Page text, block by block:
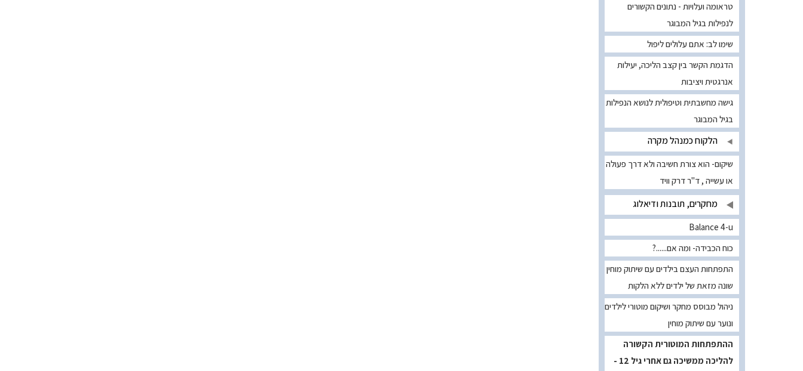
טראומה ועלויות - נתונים הקשורים
לנפילות בגיל המבוגר
שימו לב: אתם עלולים ליפול
הדגמת הקשר בין קצב הליכה, יעילות
אנרגטית ויציבות
גישה מחשבתית וטיפולית לנושא הנפילות
בגיל המבוגר
הלקוח כמנהל מקרה
שיקום- הוא צורת חשיבה ולא דרך פעולה
או עשייה , ד"ר דרק וויד
מחקרים, תובנות ודיאלוג
Balance 4-u
כוח הכבידה- ומה אם......?
התפתחות העצם בילדים עם שיתוק מוחין
שונה מזאת של ילדים ללא הלקות
ניהול מבוסס מחקר ושיקום מוטורי לילדים
ונוער עם שיתוק מוחין
ההתפתחות המוטורית הקשורה
להליכה ממשיכה גם אחרי גיל 12 -